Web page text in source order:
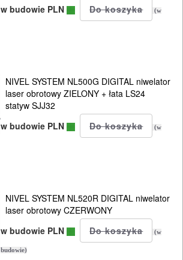
w budowie PLN
(w
NIVEL SYSTEM NL500G DIGITAL niwelator
laser obrotowy ZIELONY + łata LS24
statyw SJJ32
w budowie PLN
(w
NIVEL SYSTEM NL520R DIGITAL niwelator
laser obrotowy CZERWONY
w budowie PLN
(w
budowie)